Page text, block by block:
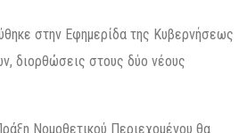
στην Εφημερίδα της Κυβερνήσεως
διορθώσεις στους δύο νέους
Νομοθετικού Περιεχομένου θα